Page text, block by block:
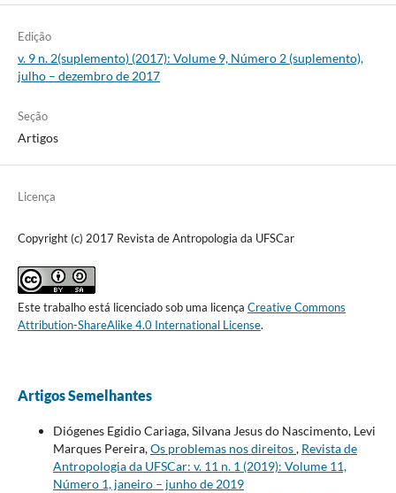
Edição
v. 9 n. 2(suplemento) (2017): Volume 9, Número 2 (suplemento),
julho – dezembro de 2017
Seção
Artigos
Licença
Copyright (c) 2017 Revista de Antropologia da UFSCar
Este trabalho está licenciado sob uma licença Creative Commons
Attribution-ShareAlike 4.0 International License.
Artigos Semelhantes
Diógenes Egidio Cariaga, Silvana Jesus do Nascimento, Levi
Marques Pereira,Os problemas nos direitos, Revista de
Antropologia da UFSCar: v. 11 n. 1 (2019): Volume 11,
Número 1, janeiro – junho de 2019